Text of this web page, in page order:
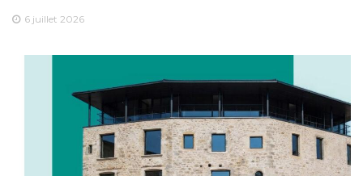
6 juillet 2026